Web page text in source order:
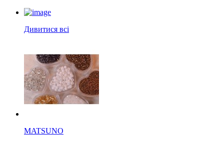
Дивитися всі
MATSUNO